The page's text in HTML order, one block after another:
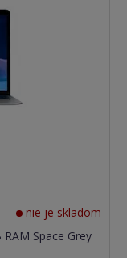
nie je skladom
Space Grey